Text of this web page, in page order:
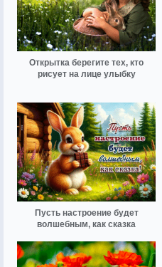
Открытка берегите тех, кто
рисует на лице улыбку
Пусть настроение будет
волшебным, как сказка